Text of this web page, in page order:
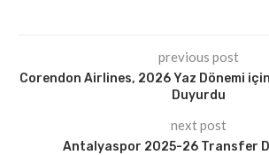
previous post
Corendon Airlines, 2026 Yaz Dönemi için
Duyurdu
next post
Antalyaspor 2025-26 Transfer